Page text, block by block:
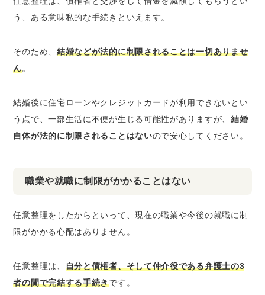
う、ある意味私的な手続きといえます。
そのため、 結婚などが法的に制限されることは一切ありませ
ん。
結婚後に住宅ローンやクレジットカードが利用できないとい
う点で、一部生活に不便が生じる可能性がありますが、 結婚
自体が法的に制限されることはないので安心してください。
職業や就職に制限がかかることはない
任意整理をしたからといって、現在の職業や今後の就職に制
限がかかる心配はありません。
任意整理は、 自分と債権者、そして仲介役である弁護士の3
者の間で完結する手続きです。